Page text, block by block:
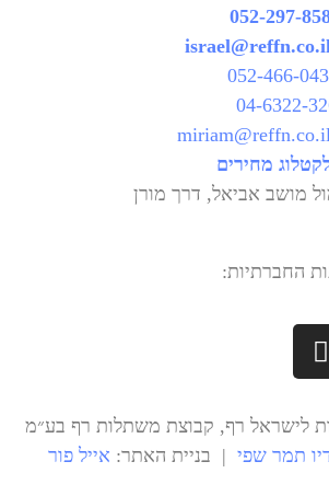
052-297-
israel@reffn.co.il
052-466-
04-6322-
miriam@reffn.co.il
מחירים
אביאל, דרך מורן
החברתיות:
לישראל רף, קבוצת משתלות רף בע״מ
תמר שפי | בניית האתר: אייל פור